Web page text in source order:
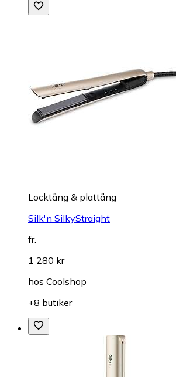
Locktång & plattång
Silk'n SilkyStraight
fr.
1 280 kr
hos Coolshop
+8 butiker